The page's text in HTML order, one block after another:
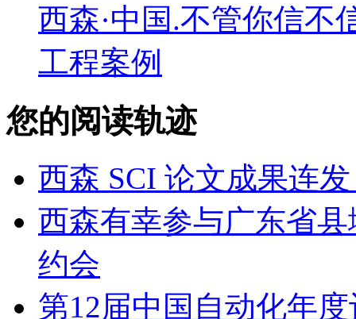
西森·中国.不管你信不
工程案例
您的阅读轨迹
西森 SCI 论文成果连
西森有幸参与广东省
约会
第12届中国自动化年